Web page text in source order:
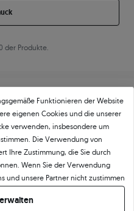
der Produkte.
in ganz
UNSERER KUNDEN
Funktionieren der Website
eigenen Cookies und die unserer
verwenden, insbesondere um
Die Verwendung von
Ihre Zustimmung, die Sie durch
Wenn Sie der Verwendung
und unsere Partner nicht zustimmen
wählen" und bestimmen Sie Ihre
jederzeit widerrufen, indem Sie